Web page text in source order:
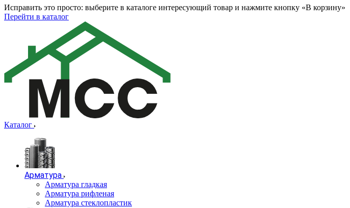
Исправить это просто: выберите в каталоге интересующий товар и нажмите кнопку «В корзину»
Перейти в каталог
Каталог
Арматура
Арматура гладкая
Арматура рифленая
Арматура стеклопластик